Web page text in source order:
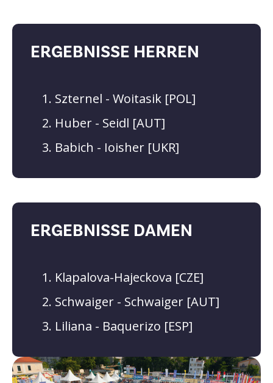
ERGEBNISSE HERREN
Szternel - Woitasik [POL]
Huber - Seidl [AUT]
Babich - Ioisher [UKR]
ERGEBNISSE DAMEN
Klapalova-Hajeckova [CZE]
Schwaiger - Schwaiger [AUT]
Liliana - Baquerizo [ESP]